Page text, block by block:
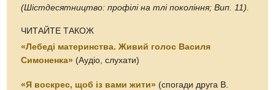
(Шістдесятництво: профілі на тлі покоління; Вип. 11).
ЧИТАЙТЕ ТАКОЖ
«Лебеді материнства. Живий голос Василя
Симоненка» (Аудіо, слухати)
«Я воскрес, щоб із вами жити» (спогади друга В.